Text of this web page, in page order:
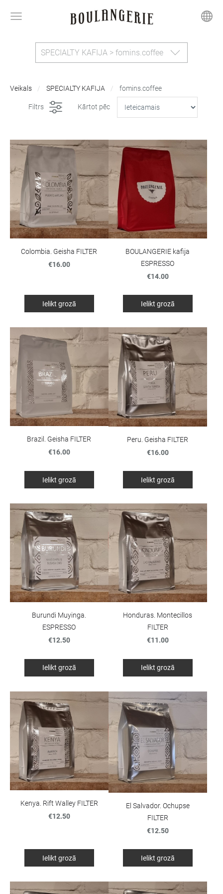
SPECIALTY KAFIJA > fomins.coffee
Veikals SPECIALTY KAFIJA fomins.coffee
Filtrs Kārtot pēc
Colombia. Geisha FILTER
€16.00
Ielikt grozā
BOULANGERIE kafija
ESPRESSO
€14.00
Ielikt grozā
Brazil. Geisha FILTER
€16.00
Ielikt grozā
Peru. Geisha FILTER
€16.00
Ielikt grozā
Burundi Muyinga.
ESPRESSO
€12.50
Ielikt grozā
Honduras. Montecillos
FILTER
€11.00
Ielikt grozā
Kenya. Rift Walley FILTER
€12.50
Ielikt grozā
El Salvador. Ochupse
FILTER
€12.50
Ielikt grozā